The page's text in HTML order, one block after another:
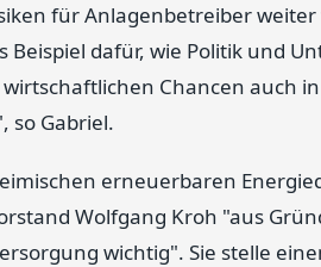
für Anlagenbetreiber
Beispiel dafür, wie Politik und
Chancen auch
so Gabriel.
erneuerbaren
Wolfgang Kroh "aus
wichtig". Sie stelle